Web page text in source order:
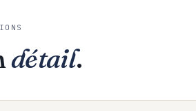
détail.